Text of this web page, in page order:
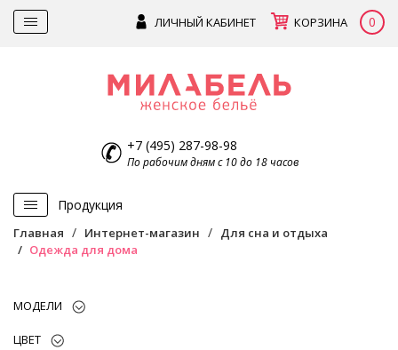
ЛИЧНЫЙ КАБИНЕТ КОРЗИНА 0
+7 (495) 287-98-98
По рабочим дням с 10 до 18 часов
Продукция
Главная Интернет-магазин
Для сна и отдыха
Одежда для дома
МОДЕЛИ
ЦВЕТ